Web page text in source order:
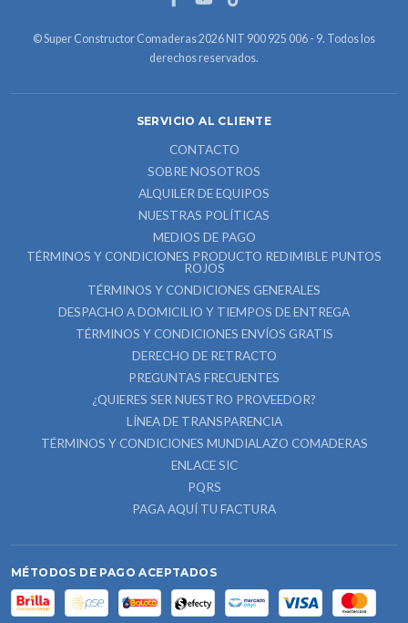
© Super Constructor Comaderas 2026 NIT 900 925 006 - 9. Todos los
derechos reservados.
SERVICIO AL CLIENTE
CONTACTO
SOBRE NOSOTROS
ALQUILER DE EQUIPOS
NUESTRAS POLÍTICAS
MEDIOS DE PAGO
TÉRMINOS Y CONDICIONES PRODUCTO REDIMIBLE PUNTOS
ROJOS
TÉRMINOS Y CONDICIONES GENERALES
DESPACHO A DOMICILIO Y TIEMPOS DE ENTREGA
TÉRMINOS Y CONDICIONES ENVÍOS GRATIS
DERECHO DE RETRACTO
PREGUNTAS FRECUENTES
¿QUIERES SER NUESTRO PROVEEDOR?
LÍNEA DE TRANSPARENCIA
TÉRMINOS Y CONDICIONES MUNDIALAZO COMADERAS
ENLACE SIC
PQRS
PAGA AQUÍ TU FACTURA
MÉTODOS DE PAGO ACEPTADOS